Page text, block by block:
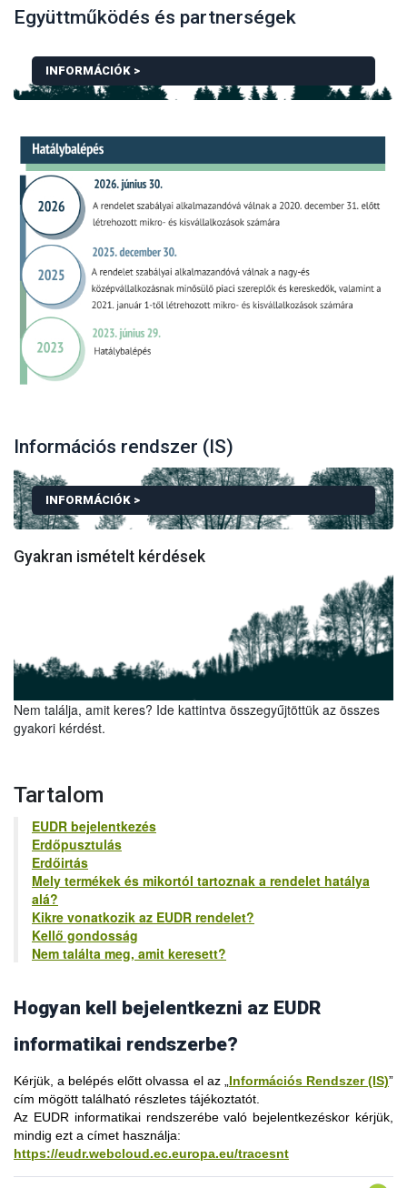
HOGYAN KELL IGAZOLNI A TERMÉKEK EREDETÉT
Együttműködés és partnerségek
INFORMÁCIÓK >
TOVÁBBI INFORMÁCIÓK EGYÜTTMŰKÖDÉS ÉS
Információs rendszer (IS)
INFORMÁCIÓK >
TOVÁBBI INFORMÁCIÓK A KELLŐ GONDOSSÁGI
Gyakran ismételt kérdések
Nem találja, amit keres? Ide kattintva összegyűjtöttük az összes
gyakori kérdést.
Tartalom
EUDR bejelentkezés
Erdőpusztulás
Erdőirtás
Mely termékek és mikortól tartoznak a rendelet hatálya
alá?
Kikre vonatkozik az EUDR rendelet?
Kellő gondosság
Nem találta meg, amit keresett?
Hogyan kell bejelentkezni az EUDR
informatikai rendszerbe?
Kérjük, a belépés előtt olvassa el az „Információs Rendszer (IS)”
cím mögött található részletes tájékoztatót.
Az EUDR informatikai rendszerébe való bejelentkezéskor kérjük,
mindig ezt a címet használja:
https://eudr.webcloud.ec.europa.eu/tracesnt
Ez az oldal kifejezetten az EUDR rendszerbe történő
oldalról nem lehet bejelentkezni az EUDR IS-be!
Az EUDR informatikai rendszerbe való regisztráció során, a
nagy valószínűséggel nem az EUDR rendszerbe regisztrált.
Fontos, hogy az EUDR rendszer honlapjának bal felső
sarkában mindig az „EUDR” felirat legyen látható:
Ha a bal felső sarokban ehhez hasonló, például „IMSOC”
Fontos, hogy az EU Login azonosítóval többféle uniós
alkalmazásba is be tud jelentkezni, hasonlóan ahhoz,
ahogyan a magyarországi KAÜ-s (ügyfélkapus)
azonosításnál egyetlen belépéssel több szolgáltatás is
Az „erdőirtásmentes” fogalommeghatározás (2. cikk 13.b) - a
fa áruk és termékek vonatkozásában - kifejezetten az
erdőpusztulásra utal, mely követelmény akkor teljesül, ha a fát
„2020. december 31. után úgy termelték ki az erdőből, hogy
azzal nem okoztak erdőpusztulást”. Az „okozásra” való
hivatkozás okozati összefüggést teremt a fakitermelés és az
erdőpusztulás folyamata között.
Ez azt a tényt tükrözi, hogy az erdőkre más folyamatok is